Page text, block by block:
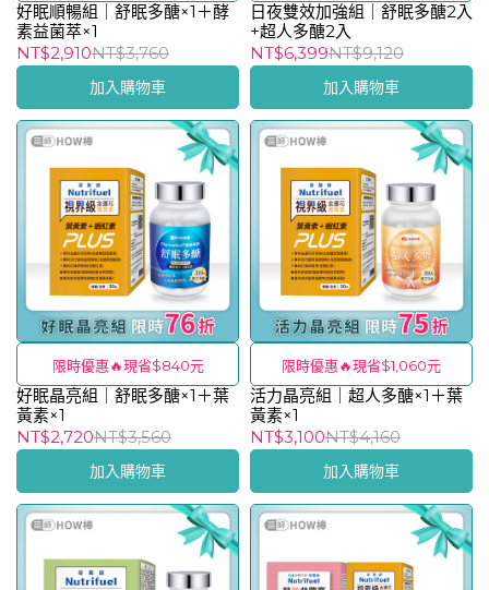
好眠順暢組｜舒眠多醣×1＋酵
素益菌萃×1
NT$2,910NT$3,760
加入購物車
日夜雙效加強組｜舒眠多醣2入
+超人多醣2入
NT$6,399NT$9,120
加入購物車
限時優惠🔥現省$840元
好眠晶亮組｜舒眠多醣×1＋葉
黃素×1
NT$2,720NT$3,560
加入購物車
限時優惠🔥現省$1,060元
活力晶亮組｜超人多醣×1＋葉
黃素×1
NT$3,100NT$4,160
加入購物車